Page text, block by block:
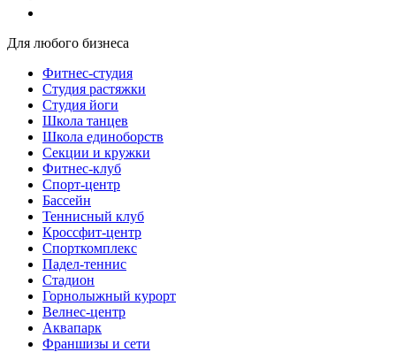
Для любого бизнеса
Фитнес-студия
Студия растяжки
Студия йоги
Школа танцев
Школа единоборств
Секции и кружки
Фитнес-клуб
Спорт-центр
Бассейн
Теннисный клуб
Кроссфит-центр
Спорткомплекс
Падел-теннис
Стадион
Горнолыжный курорт
Велнес-центр
Аквапарк
Франшизы и сети